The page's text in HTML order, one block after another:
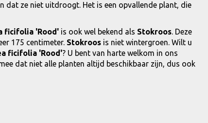
dat ze niet uitdroogt. Het is een opvallende plant, die
ficifolia 'Rood'is ook wel bekend als Stokroos. Deze
175 centimeter. Stokroos is niet wintergroen. Wilt u
ficifolia 'Rood'? U bent van harte welkom in ons
dat niet alle planten altijd beschikbaar zijn, dus ook